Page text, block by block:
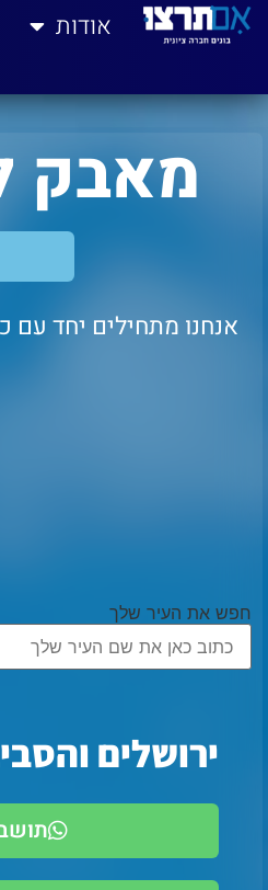
לתוכן אודות
מאבק
אנחנו מתחילים יחד עם
חפש את העיר שלך
ירושלים